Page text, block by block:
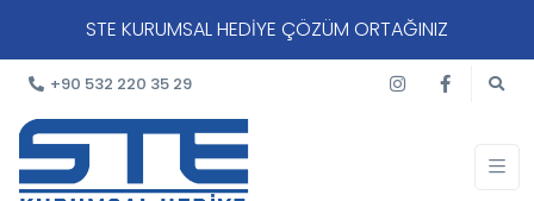
STE KURUMSAL HEDİYE ÇÖZÜM ORTAĞINIZ
+90 532 220 35 29